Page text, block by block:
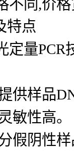
不同,价
特点
定量
供样品
敏性高。
假阴性